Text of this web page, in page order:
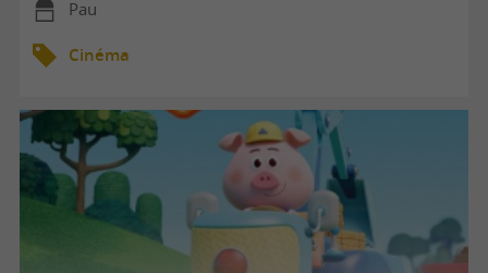
Pau
Cinéma